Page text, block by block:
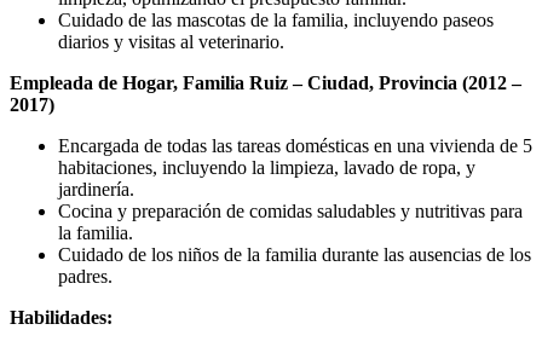
Cuidado de las mascotas de la familia, incluyendo paseos
diarios y visitas al veterinario.
Empleada de Hogar, Familia Ruiz – Ciudad, Provincia (2012 –
2017)
Encargada de todas las tareas domésticas en una vivienda de 5
habitaciones, incluyendo la limpieza, lavado de ropa, y
jardinería.
Cocina y preparación de comidas saludables y nutritivas para
la familia.
Cuidado de los niños de la familia durante las ausencias de los
padres.
Habilidades: